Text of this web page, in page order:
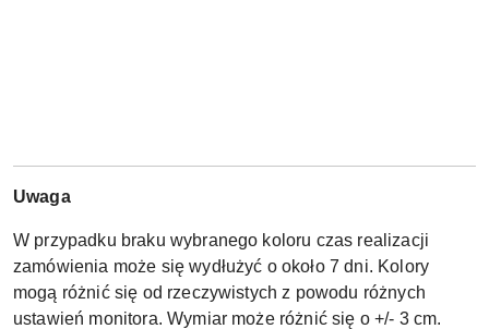
Uwaga
W przypadku braku wybranego koloru czas realizacji
zamówienia może się wydłużyć o około 7 dni. Kolory
mogą różnić się od rzeczywistych z powodu różnych
ustawień monitora. Wymiar może różnić się o +/- 3 cm.